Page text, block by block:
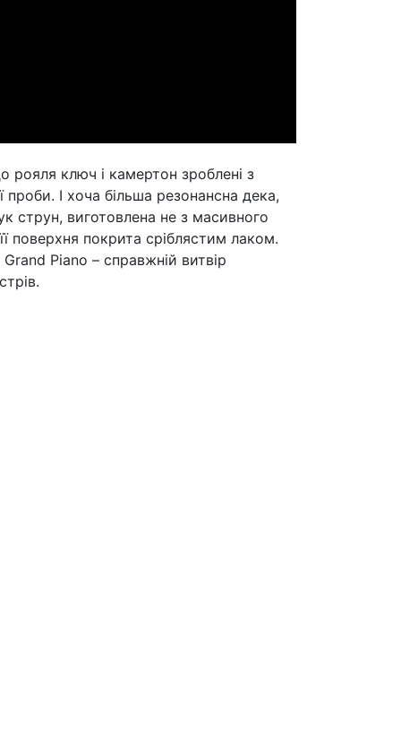
рояля ключ і камертон зроблені з
проби. І хоча більша резонансна дека,
струн, виготовлена ​​не з масивного
поверхня покрита сріблястим лаком.
Piano – справжній витвір